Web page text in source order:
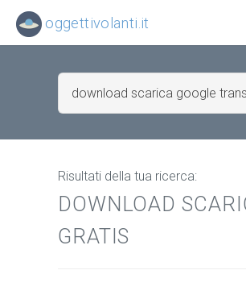
Risultati della tua ricerca:
DOWNLOAD
GRATIS
oggettivolanti.it